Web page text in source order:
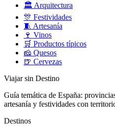
🏛️ Arquitectura
🎊 Festividades
🧵 Artesanía
🍷 Vinos
🛒 Productos típicos
🧀 Quesos
🍺 Cervezas
Viajar sin Destino
Guía temática de España:
artesanía y festividades con
Destinos